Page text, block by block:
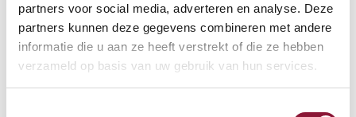
partners voor social media, adverteren en analyse. Deze
partners kunnen deze gegevens combineren met andere
informatie die u aan ze heeft verstrekt of die ze hebben
verzameld op basis van uw gebruik van hun services.
VOETENSTER IN GEPOLIJST ALUMINIUM ?